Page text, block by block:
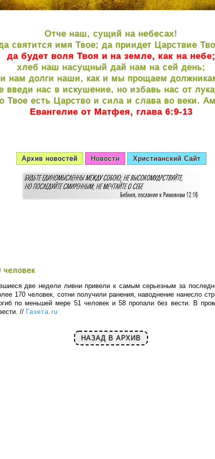
Отче наш, сущий на небесах!
святится имя Твое; да приидет Царствие
да будет воля Твоя и на земле, как на небе;
хлеб наш насущный дай нам на сей день;
нам долги наши, как и мы прощаем
введи нас в искушение, но избавь нас от
Твое есть Царство и сила и слава во веки.
Евангелие от Матфея, глава 6:9-13
Архив новостей Новости Христианский Сайт
человек
две недели ливни привели к самым серьезным за
170 человек, сотни получили ранения, наводнение нанесло
по меньшей мере 51 человек и 58 пропали без вести. В
// Газета.ru
НАЗАД В АРХИВ